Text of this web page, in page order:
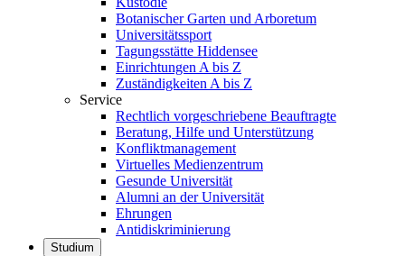
Botanischer Garten und Arboretum
Universitätssport
Tagungsstätte Hiddensee
Einrichtungen A bis Z
Zuständigkeiten A bis Z
Service
Rechtlich vorgeschriebene Beauftragte
Beratung, Hilfe und Unterstützung
Konfliktmanagement
Virtuelles Medienzentrum
Gesunde Universität
Alumni an der Universität
Ehrungen
Antidiskriminierung
Studium